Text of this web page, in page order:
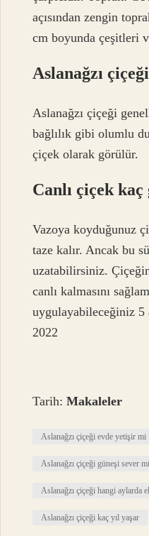
açısından zengin
cm boyunda çeşitleri
Aslanağzı
Aslanağzı çiçeği
bağlılık gibi olumlu
çiçek olarak görülür.
Canlı çiçek kaç
Vazoya koyduğunuz
taze kalır. Ancak bu
uzatabilirsiniz.
canlı kalmasını
uygulayabileceğiniz 5
2022
Tarih:Makaleler
Aslanağzı çiçeği evde yetişir mi
Aslanağzı çiçeği güneşi sever mi
Aslanağzı çiçeği hangi aylarda
Aslanağzı çiçeği kaç yıl yaşar